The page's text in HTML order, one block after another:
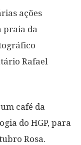
ações
praia da
Rafael
café da
do HGP, para
Rosa.